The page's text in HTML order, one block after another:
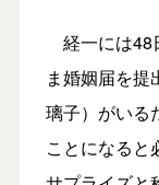
経一には48
ま婚姻届を
璃子）がいる
ことになると